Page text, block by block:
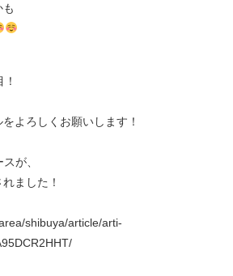
よろしくお願いします！
が、
ました！
shibuya/article/arti-